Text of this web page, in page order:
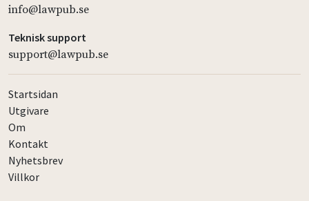
info@lawpub.se
Teknisk support
support@lawpub.se
Startsidan
Utgivare
Om
Kontakt
Nyhetsbrev
Villkor